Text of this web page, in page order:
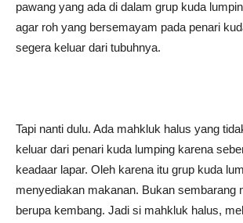
pawang yang ada di dalam grup kuda
agar roh yang bersemayam pada penari
segera keluar dari tubuhnya.
Tapi nanti dulu. Ada mahkluk halus yang
keluar dari penari kuda lumping karena
keadaar lapar. Oleh karena itu grup kuda
menyediakan makanan. Bukan sembarang
berupa kembang. Jadi si mahkluk halus,